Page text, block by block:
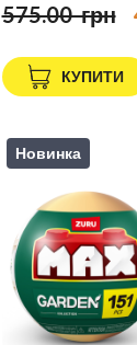
575.00  грн
КУПИТИ
Новинка